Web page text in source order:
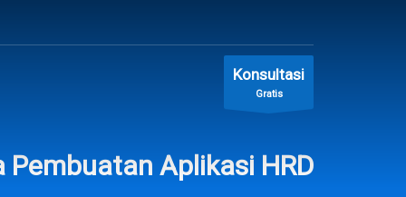
Konsultasi
Gratis
Pembuatan Aplikasi HRD